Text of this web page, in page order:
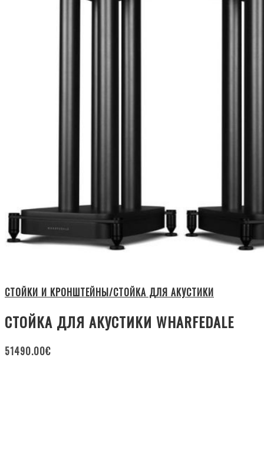
СТОЙКИ И КРОНШТЕЙНЫ/СТОЙКА ДЛЯ АКУСТИКИ
СТОЙКА ДЛЯ АКУСТИКИ WHARFEDALE
51490.00€